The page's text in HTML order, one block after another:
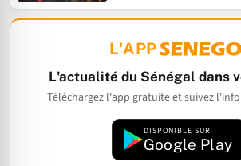
L'APP
L'actualité du Sénégal dans
Téléchargez l'app gratuite et suivez
DISPONIBLE SUR
Google Play